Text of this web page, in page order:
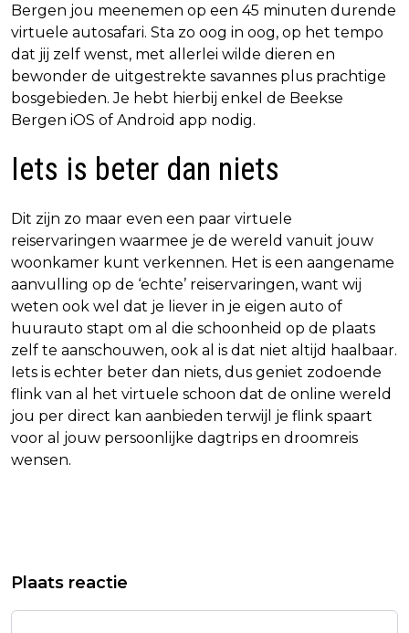
Bergen jou meenemen op een 45 minuten durende
virtuele autosafari. Sta zo oog in oog, op het tempo
dat jij zelf wenst, met allerlei wilde dieren en
bewonder de uitgestrekte savannes plus prachtige
bosgebieden. Je hebt hierbij enkel de Beekse
Bergen iOS of Android app nodig.
Iets is beter dan niets
Dit zijn zo maar even een paar virtuele
reiservaringen waarmee je de wereld vanuit jouw
woonkamer kunt verkennen. Het is een aangename
aanvulling op de ‘echte’ reiservaringen, want wij
weten ook wel dat je liever in je eigen auto of
huurauto stapt om al die schoonheid op de plaats
zelf te aanschouwen, ook al is dat niet altijd haalbaar.
Iets is echter beter dan niets, dus geniet zodoende
flink van al het virtuele schoon dat de online wereld
jou per direct kan aanbieden terwijl je flink spaart
voor al jouw persoonlijke dagtrips en droomreis
wensen.
OP TOT 5168
FIAT CHRYSLER LIJDT
MILJARDENVERLIES
Plaats reactie